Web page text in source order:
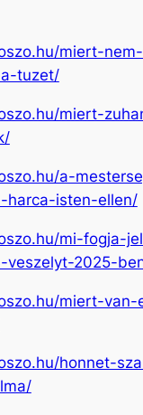
miert-
tuzet/
miert-
a-
harca-isten-ellen/
mi-fogja-
veszelyt-2025-
miert-van-
honnet-